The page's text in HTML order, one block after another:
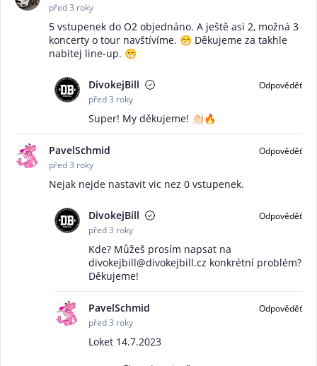
před 3 roky
5 vstupenek do O2 objednáno. A ještě asi 2, možná 3
koncerty o tour navštívíme. 😁 Děkujeme za takhle
nabitej line-up. 😁
DivokejBill
Odpověděť
před 3 roky
Super! My děkujeme! 👏🏻🔥
PavelSchmid
Odpověděť
před 3 roky
Nejak nejde nastavit vic nez 0 vstupenek.
DivokejBill
Odpověděť
před 3 roky
Kde? Můžeš prosím napsat na
divokejbill@divokejbill.cz konkrétní problém?
Děkujeme!
PavelSchmid
Odpověděť
před 3 roky
Loket 14.7.2023